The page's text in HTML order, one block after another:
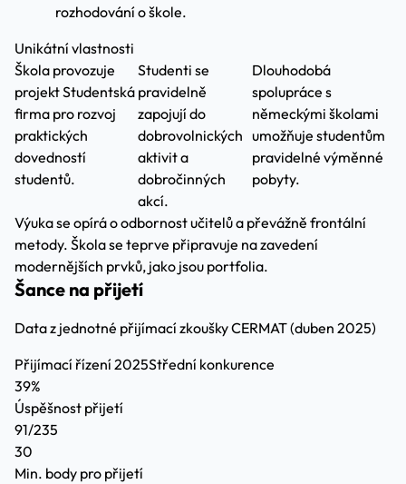
rozhodování o škole.
Unikátní vlastnosti
Škola provozuje
projekt Studentská
firma pro rozvoj
praktických
dovedností
studentů.
Studenti se
pravidelně
zapojují do
dobrovolnických
aktivit a
dobročinných
akcí.
Dlouhodobá
spolupráce s
německými školami
umožňuje studentům
pravidelné výměnné
pobyty.
Výuka se opírá o odbornost učitelů a převážně frontální
metody. Škola se teprve připravuje na zavedení
modernějších prvků, jako jsou portfolia.
Šance na přijetí
Data z jednotné přijímací zkoušky CERMAT (duben 2025)
Přijímací řízení 2025Střední konkurence
39%
Úspěšnost přijetí
91/235
30
Min. body pro přijetí